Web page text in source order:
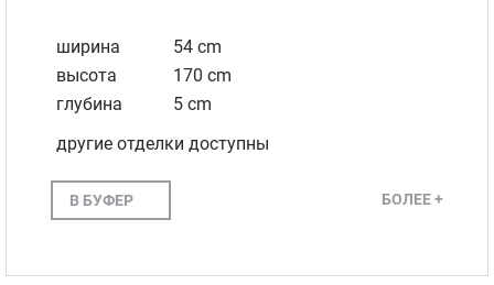
ширина
54 cm
высота
170 cm
глубина
5 cm
другие отделки доступны
В БУФЕР БОЛЕЕ +